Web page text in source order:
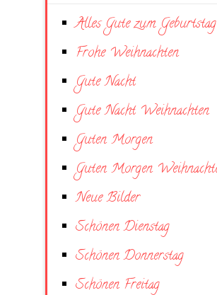
Alles Gute zum Geburtstag
Frohe Weihnachten
Gute Nacht
Gute Nacht Weihnachten
Guten Morgen
Guten Morgen
Neue Bilder
Schönen Dienstag
Schönen Donnerstag
Schönen Freitag